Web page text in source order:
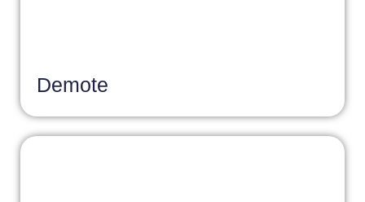
Demote